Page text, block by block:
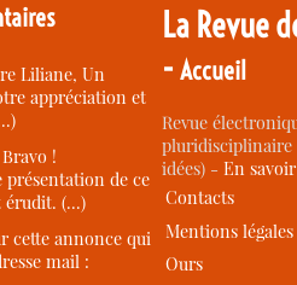
Liliane, Un
appréciation et
Bravo !
présentation de ce
érudit. (…)
cette annonce qui
mail :
La Revue
-Accueil
Revue
idées) -En
Contacts
Mentions légales
Ours